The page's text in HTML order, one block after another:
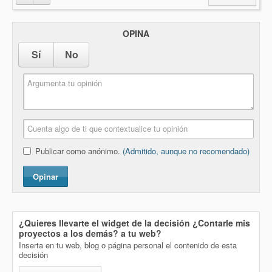
OPINA
Sí No
Publicar como anónimo. (Admitido, aunque no recomendado)
Opinar
¿Quieres llevarte el widget de la decisión ¿Contarle mis
proyectos a los demás? a tu web?
Inserta en tu web, blog o página personal el contenido de esta
decisión